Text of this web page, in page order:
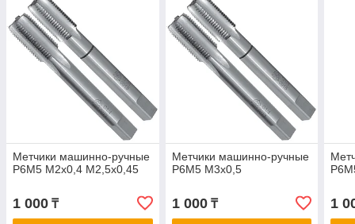
Метчики машинно-ручные
Р6М5 М2х0,4 М2,5х0,45
1 000 ₸
Метчики машинно-ручные
Р6М5 М3х0,5
1 000₸ 1